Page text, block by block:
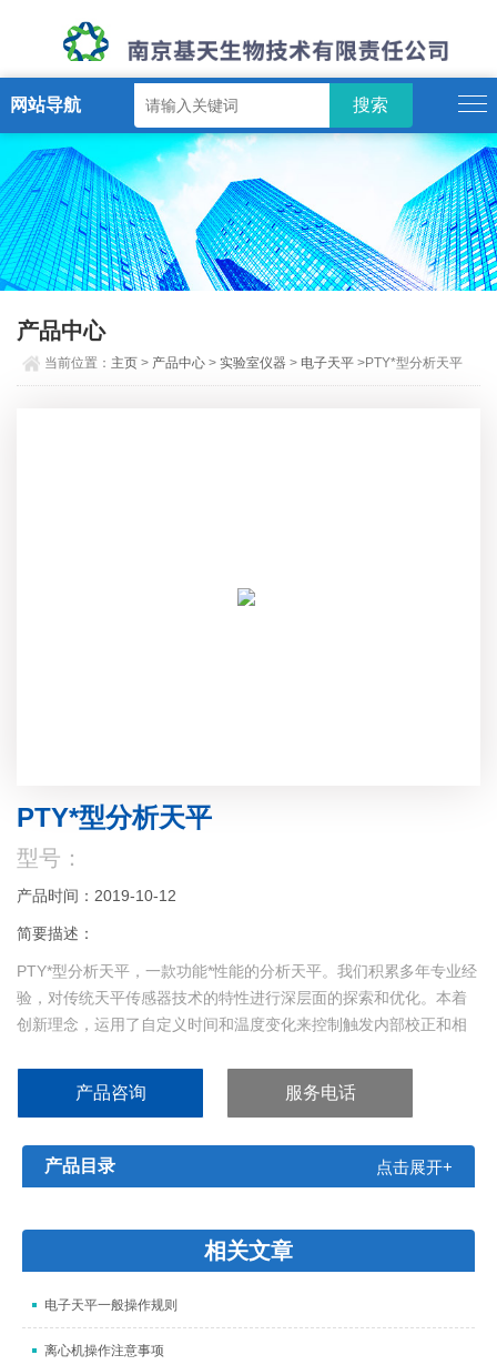
网站导航
产品中心
当前位置： 主页 > 产品中心 >实验室仪器 > 电子天平 >PTY*型分析天平
PTY*型分析天平
型号：
产品时间：2019-10-12
简要描述：
PTY*型分析天平，一款功能*性能的分析天平。我们积累多年专业经
验，对传统天平传感器技术的特性进行深层面的探索和优化。本着
创新理念，运用了自定义时间和温度变化来控制触发内部校正和相
产品咨询 服务电话
产品目录 点击展开+
相关文章
电子天平一般操作规则
离心机操作注意事项